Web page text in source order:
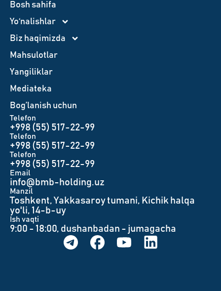
Bosh sahifa
Yo‘nalishlar
Biz haqimizda
Mahsulotlar
Yangiliklar
Mediateka
Bog’lanish uchun
Telefon
+998 (55) 517-22-99
Telefon
+998 (55) 517-22-99
Telefon
+998 (55) 517-22-99
Email
info@bmb-holding.uz​
Manzil
Toshkent, Yakkasaroy tumani, Kichik halqa
yo'li, 14-b-uy
Ish vaqti
9:00 - 18:00, dushanbadan - jumagacha